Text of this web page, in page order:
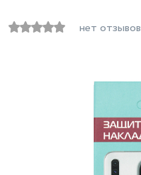
нет отзывов